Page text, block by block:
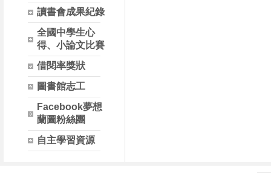
讀書會成果紀錄
全國中學生心
得、小論文比賽
借閱率獎狀
圖書館志工
Facebook夢想
蘭圖粉絲團
自主學習資源